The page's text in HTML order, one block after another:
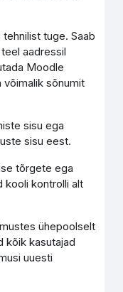
tuge. Saab
aadressil
Moodle
võimalik sõnumit
sisu ega
sisu eest.
tõrgete ega
kooli kontrolli alt
ühepoolselt
kõik kasutajad
uuesti